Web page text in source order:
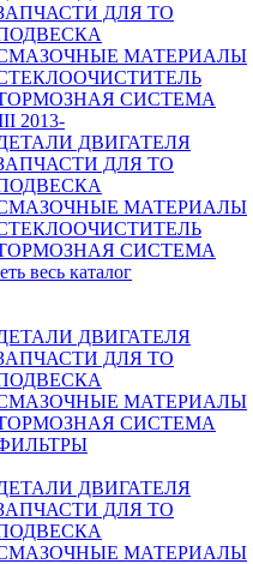
ДЛЯ ТО
МАТЕРИАЛЫ
СИСТЕМА
2013-
ДВИГАТЕЛЯ
ДЛЯ ТО
МАТЕРИАЛЫ
СИСТЕМА
весь каталог
ДВИГАТЕЛЯ
ДЛЯ ТО
МАТЕРИАЛЫ
СИСТЕМА
ДВИГАТЕЛЯ
ДЛЯ ТО
МАТЕРИАЛЫ